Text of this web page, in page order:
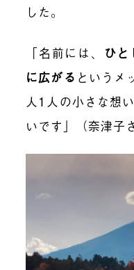
した。
「名前には、 ひ
に広がる というメ
人1人の小さな想
いです」（奈津子